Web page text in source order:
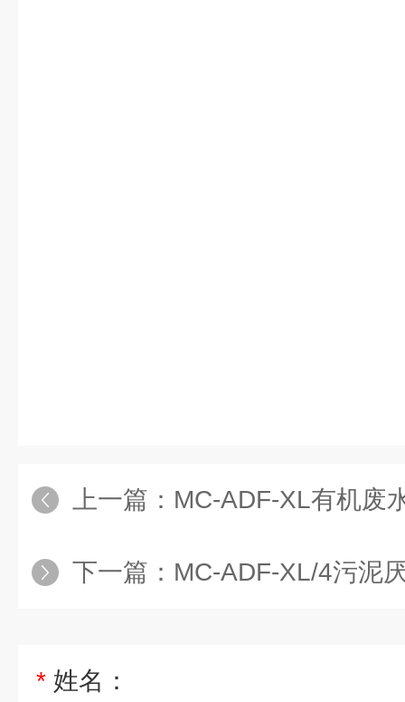
上一篇： MC-ADF-XL有机废水产沼气
下一篇： MC-ADF-XL/4污泥
* 姓名：